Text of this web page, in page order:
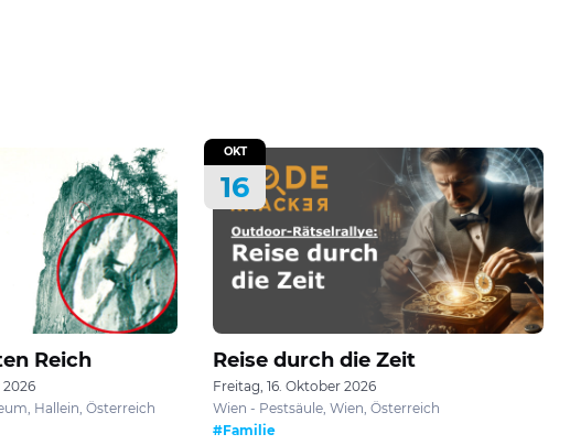
Reich
2026
Hallein, Österreich
OKT
16
Reise durch die Zeit
Freitag, 16. Oktober 2026
Wien - Pestsäule, Wien, Österreich
#Familie